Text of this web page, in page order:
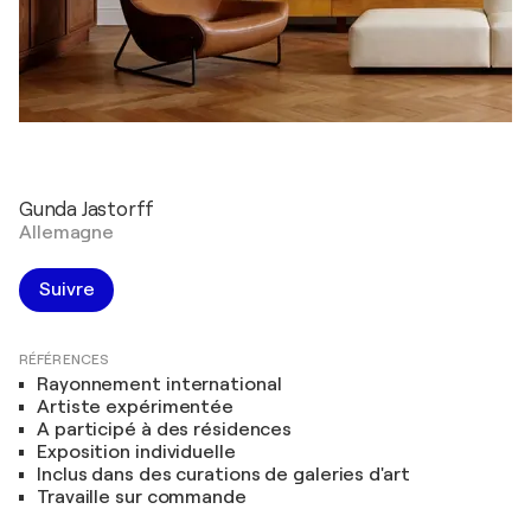
Gunda Jastorff
Allemagne
Suivre
RÉFÉRENCES
Rayonnement international
Artiste expérimentée
A participé à des résidences
Exposition individuelle
Inclus dans des curations de galeries d'art
Travaille sur commande